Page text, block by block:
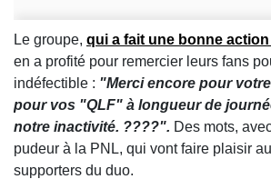
Le groupe, qui a fait une bonne
en a profité pour remercier leurs fans
indéfectible : "Merci encore pour
pour vos "QLF" à longueur de
notre inactivité. ????". Des mots,
pudeur à la PNL, qui vont faire plaisir
supporters du duo.